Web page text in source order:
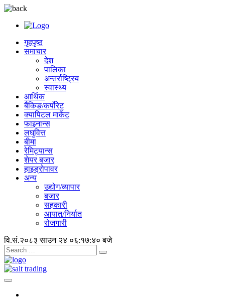
गृहपृष्ठ
समाचार
देश
पालिका
अन्तर्राष्ट्रिय
स्वास्थ्य
आर्थिक
बैंकिङ/कर्पोरेट
क्यापिटल मार्केट
फाइनान्स
लघुवित्त
बीमा
रेमिट्यान्स
शेयर बजार
हाइड्रोपावर
अन्य
उद्योग/व्यापार
बजार
सहकारी
आयात/निर्यात
रोजगारी
वि.सं.२०८३ साउन २४ ०६:१७:४० बजे